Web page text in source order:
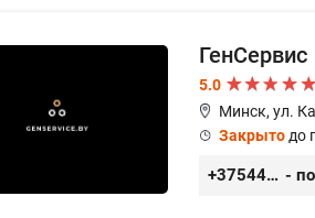
ГенСервис
5.0
Минск, ул.
Закрытодо
+375444649592 -